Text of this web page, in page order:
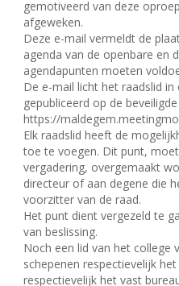
gemotiveerd van deze
afgeweken.
Deze e-mail vermeldt de
agenda van de openbare en
agendapunten moeten
De e-mail licht het raadslid
gepubliceerd op de
https://
Elk raadslid heeft de
toe te voegen. Dit punt,
vergadering, overgemaakt
directeur of aan degene die
voorzitter van de raad.
Het punt dient vergezeld te
van beslissing.
Noch een lid van het college
schepenen respectievelijk
respectievelijk het vast